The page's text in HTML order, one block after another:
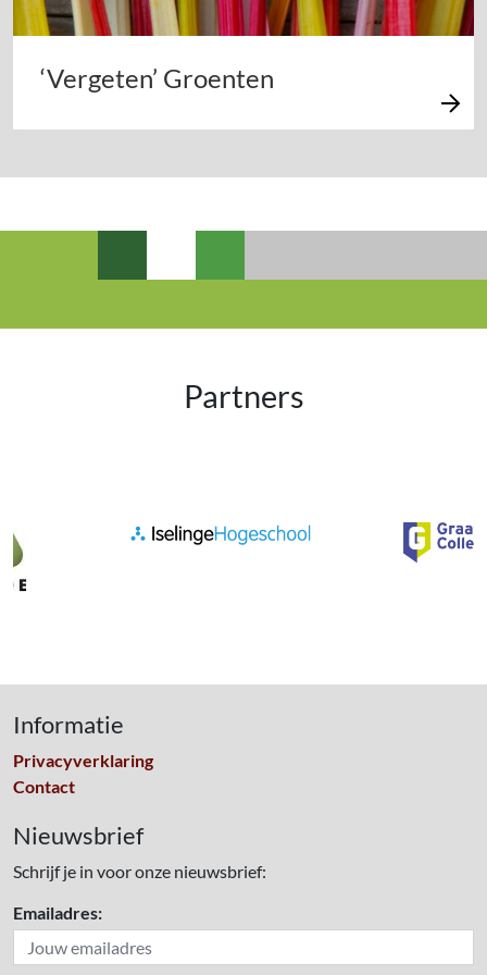
‘Vergeten’ Groenten
Partners
Informatie
Privacyverklaring
Contact
Nieuwsbrief
Schrijf je in voor onze nieuwsbrief:
Emailadres: